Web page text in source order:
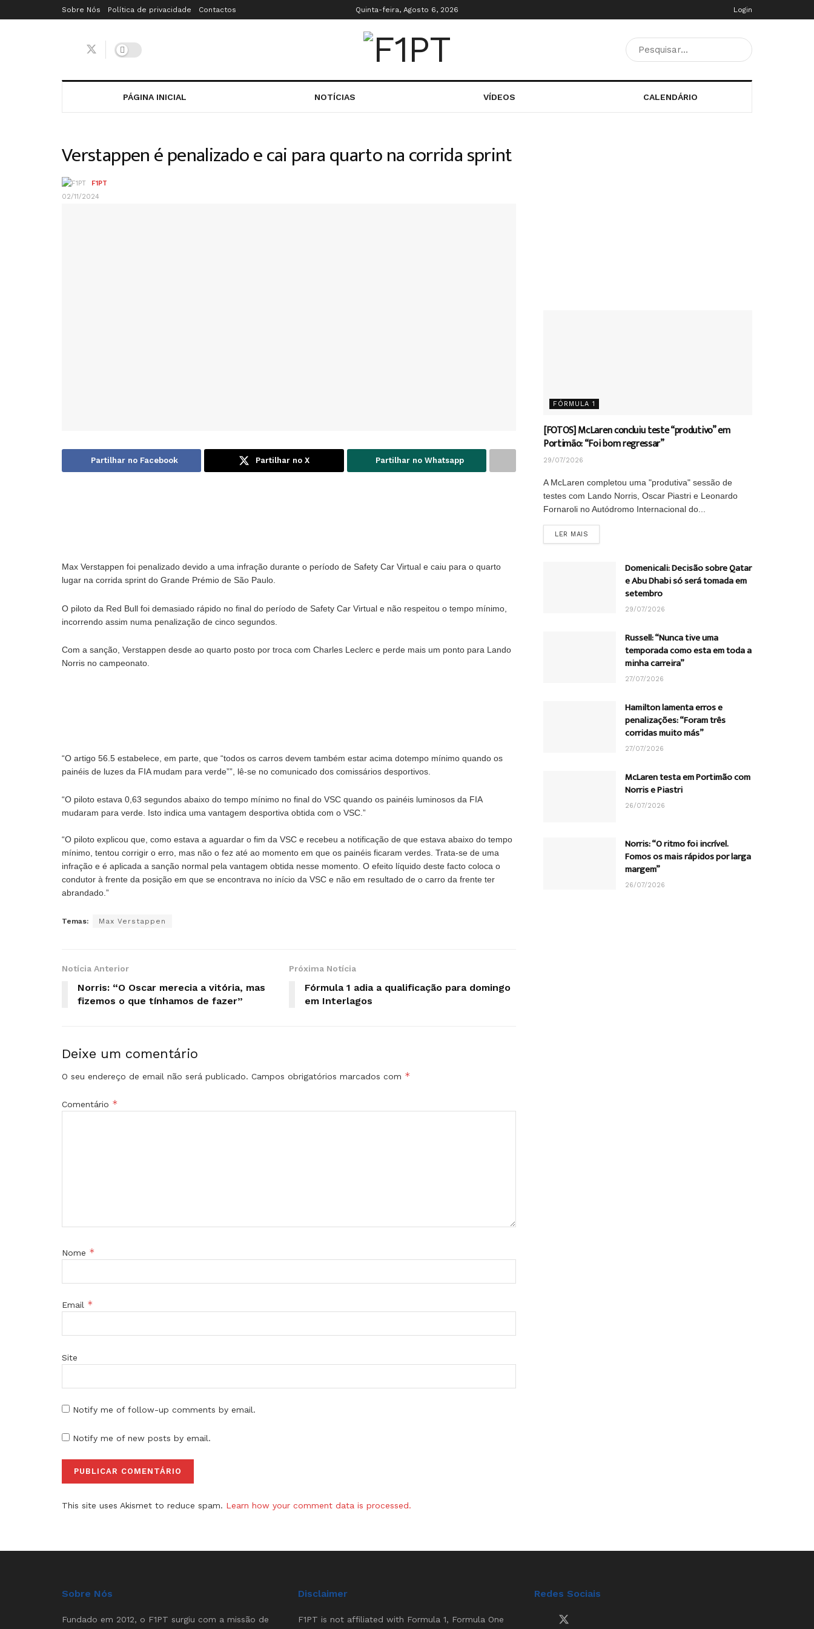
Sobre Nós Política de privacidade Contactos Quinta-feira, Agosto 6, 2026 Login
PÁGINA INICIAL NOTÍCIAS VÍDEOS CALENDÁRIO
Verstappen é penalizado e cai para quarto na corrida sprint
F1PT
02/11/2024
Partilhar no Facebook Partilhar no X Partilhar no Whatsapp
Max Verstappen foi penalizado devido a uma infração durante o período de Safety Car Virtual e caiu para o quarto
lugar na corrida sprint do Grande Prémio de São Paulo.
O piloto da Red Bull foi demasiado rápido no final do período de Safety Car Virtual e não respeitou o tempo mínimo,
incorrendo assim numa penalização de cinco segundos.
Com a sanção, Verstappen desde ao quarto posto por troca com Charles Leclerc e perde mais um ponto para Lando
Norris no campeonato.
“O artigo 56.5 estabelece, em parte, que “todos os carros devem também estar acima dotempo mínimo quando os
painéis de luzes da FIA mudam para verde””, lê-se no comunicado dos comissários desportivos.
“O piloto estava 0,63 segundos abaixo do tempo mínimo no final do VSC quando os painéis luminosos da FIA
mudaram para verde. Isto indica uma vantagem desportiva obtida com o VSC.”
“O piloto explicou que, como estava a aguardar o fim da VSC e recebeu a notificação de que estava abaixo do tempo
mínimo, tentou corrigir o erro, mas não o fez até ao momento em que os painéis ficaram verdes. Trata-se de uma
infração e é aplicada a sanção normal pela vantagem obtida nesse momento. O efeito líquido deste facto coloca o
condutor à frente da posição em que se encontrava no início da VSC e não em resultado de o carro da frente ter
abrandado.”
Temas: Max Verstappen
Notícia Anterior
Norris: “O Oscar merecia a vitória, mas
fizemos o que tínhamos de fazer”
Próxima Notícia
Fórmula 1 adia a qualificação para domingo
em Interlagos
Deixe um comentário
O seu endereço de email não será publicado. Campos obrigatórios marcados com *
Comentário *
Nome *
Email *
Site
Notify me of follow-up comments by email.
Notify me of new posts by email.
This site uses Akismet to reduce spam. Learn how your comment data is processed.
FÓRMULA 1
[FOTOS] McLaren concluiu teste “produtivo” em
Portimão: “Foi bom regressar”
29/07/2026
A McLaren completou uma "produtiva" sessão de
testes com Lando Norris, Oscar Piastri e Leonardo
Fornaroli no Autódromo Internacional do...
LER MAIS
Domenicali: Decisão sobre Qatar
e Abu Dhabi só será tomada em
setembro
29/07/2026
Russell: “Nunca tive uma
temporada como esta em toda a
minha carreira”
27/07/2026
Hamilton lamenta erros e
penalizações: “Foram três
corridas muito más”
27/07/2026
McLaren testa em Portimão com
Norris e Piastri
26/07/2026
Norris: “O ritmo foi incrível.
Fomos os mais rápidos por larga
margem”
26/07/2026
Sobre Nós
Fundado em 2012, o F1PT surgiu com a missão de
Disclaimer
F1PT is not affiliated with Formula 1, Formula One
Redes Sociais